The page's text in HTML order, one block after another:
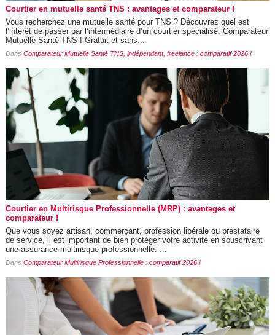
Courtier en mutuelle santé TNS : avantages et comparateur !
Vous recherchez une mutuelle santé pour TNS ? Découvrez quel est
l’intérêt de passer par l’intermédiaire d’un courtier spécialisé. Comparateur
Mutuelle Santé TNS ! Gratuit et sans...
Dans Comparateur Mutuelle Santé TNS, indépendant, freelance : comparatif 2026 !
Courtier en Multirisque Professionnelle (MRP) : avantages et
comparateur !
Que vous soyez artisan, commerçant, profession libérale ou prestataire
de service, il est important de bien protéger votre activité en souscrivant
une assurance multirisque professionnelle. ...
Dans Comparateur Multirisque Professionnelle : comparatif 2026 !